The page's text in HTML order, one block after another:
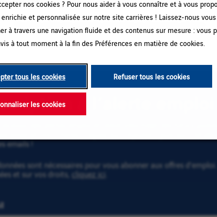
nos cookies ? Pour nous aider à vous connaître et à vous
et personnalisée sur notre site carrières ! Laissez-nous vous
à travers une navigation fluide et des contenus sur mesure : vous
à tout moment à la fin des Préférences en matière de cookies.
tous les cookies Refuser tous les cookies
les cookies
Veuillez saisir une nouvelle recherche ou élargir vos critères.
à l’alerte emploi
recevoir des alertes emploi et rester informé(e) des futurs
email et vos critères. Cliquez sur « Ajouter » puis sur «
emails !
sont nécessaires pour vous abonner aux offres
et sur vos droits, cliquez ici